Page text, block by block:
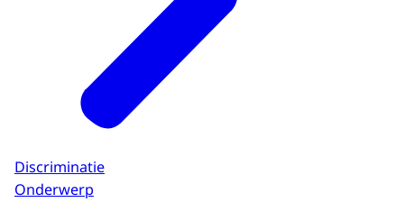
Discriminatie
Onderwerp